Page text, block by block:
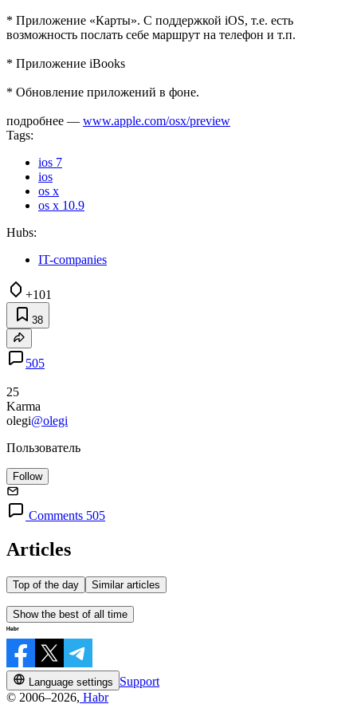
* Приложение «Карты». С поддержкой iOS, т.е. есть
возможность послать себе маршрут на телефон и т.п.
* Приложение iBooks
* Обновление приложений в фоне.
подробнее — www.apple.com/osx/preview
Tags:
ios 7
ios
os x
os x 10.9
Hubs:
IT-companies
+101
38
505
25
Karma
olegi@olegi
Пользователь
Follow
Comments 505
Articles
Top of the day Similar articles
Show the best of all time
Language settings
Support
© 2006–2026, Habr